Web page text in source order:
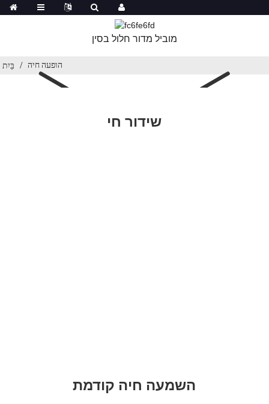
מוביל מדור חלול בסין
בַּיִת הופעה חיה
שידור חי
השמעה חיה קודמת